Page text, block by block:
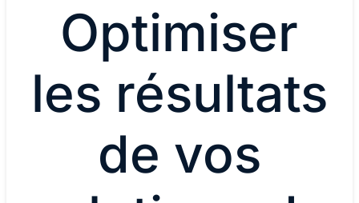
Optimiser
les résultats
de vos